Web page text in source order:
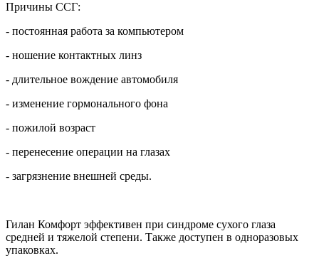
Причины ССГ:
- постоянная работа за компьютером
- ношение контактных линз
- длительное вождение автомобиля
- изменение гормонального фона
- пожилой возраст
- перенесение операции на глазах
- загрязнение внешней среды.
Гилан Комфорт эффективен при синдроме сухого глаза
средней и тяжелой степени. Также доступен в одноразовых
упаковках.